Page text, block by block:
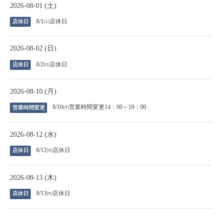
2026-08-01 (土)
店休日 8/1㈯店休日
2026-08-02 (日)
店休日 8/2㈰店休日
2026-08-10 (月)
営業時間変更 8/10㈪営業時間変更14：00～19：00
2026-08-12 (水)
店休日 8/12㈬店休日
2026-08-13 (木)
店休日 8/13㈭店休日